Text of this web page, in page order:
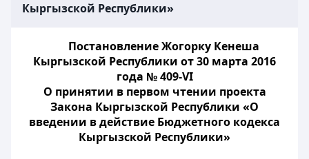
Кыргызской Республики»
Постановление Жогорку Кенеша
Кыргызской Республики от 30 марта 2016
года № 409-VI
О принятии в первом чтении проекта
Закона Кыргызской Республики «О
введении в действие Бюджетного кодекса
Кыргызской Республики»